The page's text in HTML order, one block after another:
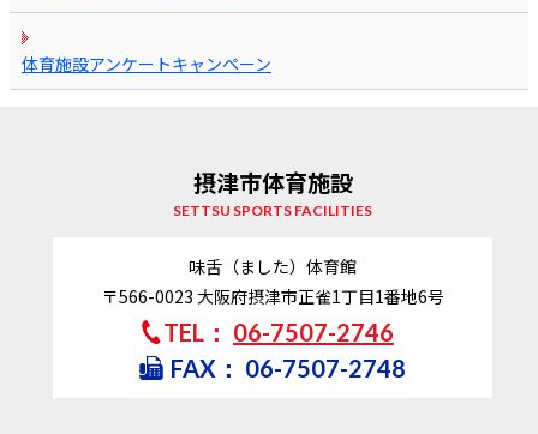
体育施設アンケートキャンペーン
摂津市体育施設
SETTSU SPORTS FACILITIES
味舌（ました）体育館
〒566-0023 大阪府摂津市正雀1丁目1番地6号
TEL： 06-7507-2746
FAX： 06-7507-2748